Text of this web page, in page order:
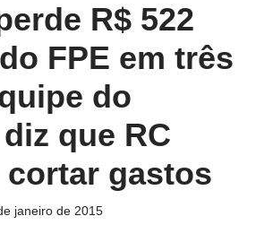
R$ 522
FPE em três
do
que RC
cortar gastos
janeiro de 2015